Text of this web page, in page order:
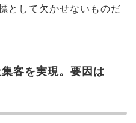
として欠かせないものだ
客を実現。要因は